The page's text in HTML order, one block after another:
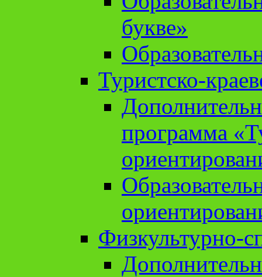
букве»
Туристско-
программа
Физкультурно-